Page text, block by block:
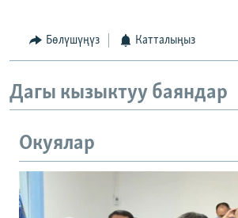
Бөлүшүңүз Катталыңыз
Дагы кызыктуу баяндар
Окуялар